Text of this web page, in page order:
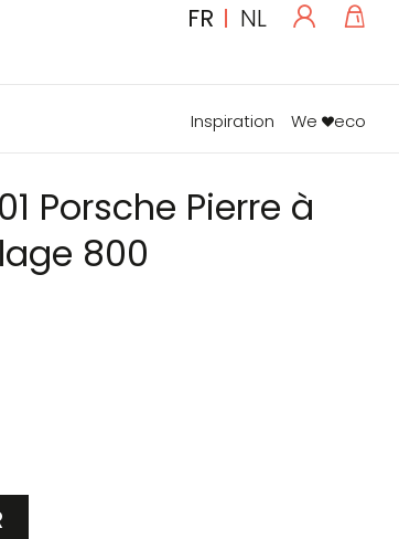
LANGUE
FR NL
Inspiration We eco
Porsche Pierre à
800